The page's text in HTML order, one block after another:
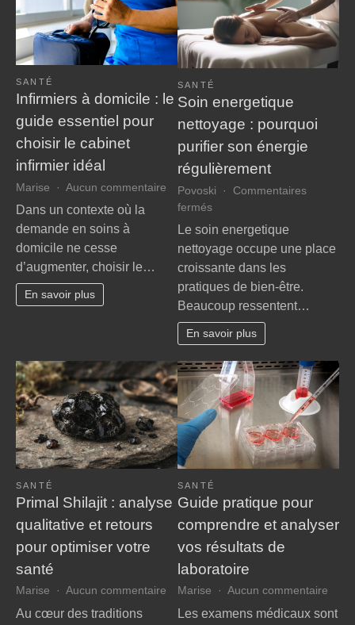
SANTÉ
Infirmiers à domicile : le
guide essentiel pour
choisir le cabinet
infirmier idéal
Marise Aucun commentaire sur
Infirmiers
domicile
guide
essentiel
pour
choisir
cabinet
infirmier
idéal
Dans un contexte où la
demande en soins à
domicile ne cesse
d’augmenter, choisir le…
En savoir plus
SANTÉ
Soin energetique
nettoyage : pourquoi
purifier son énergie
régulièrement
Povoski
Commentaires
ferméssur
energetique
nettoyage
:
pourquoi
purifier
son
énergie
Le soin energetique
nettoyage occupe une place
croissante dans les
pratiques de bien-être.
Beaucoup ressentent…
En savoir plus
SANTÉ
Primal Shilajit : analyse
qualitative et retours
pour optimiser votre
santé
Marise Aucun commentaire sur
Primal
Au cœur des traditions
SANTÉ
Guide pratique pour
comprendre et analyser
vos résultats de
laboratoire
Marise Aucun commentaire
Les examens médicaux sont